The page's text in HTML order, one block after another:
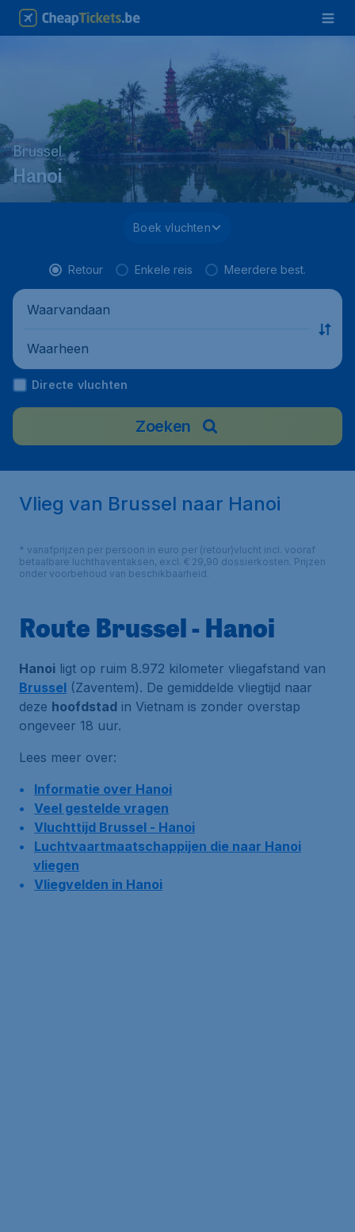
Brussel
Hanoi
Boek vluchten
Retour Enkele reis Meerdere best.
Waarvandaan
Waarheen
Directe vluchten
Zoeken
Vlieg van Brussel naar Hanoi
* vanafprijzen per persoon in euro per (retour)vlucht incl. vooraf
betaalbare luchthaventaksen, excl. € 29,90 dossierkosten. Prijzen
onder voorbehoud van beschikbaarheid.
Route Brussel - Hanoi
Hanoi ligt op ruim 8.972 kilometer vliegafstand van
Brussel (Zaventem). De gemiddelde vliegtijd naar
deze hoofdstad in Vietnam is zonder overstap
ongeveer 18 uur.
Lees meer over:
Informatie over Hanoi
Veel gestelde vragen
Vluchttijd Brussel - Hanoi
Luchtvaartmaatschappijen die naar Hanoi
vliegen
Vliegvelden in Hanoi